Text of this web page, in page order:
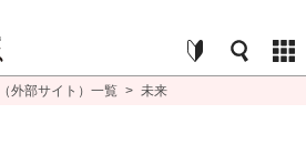
外部サイト）一覧 > 未来